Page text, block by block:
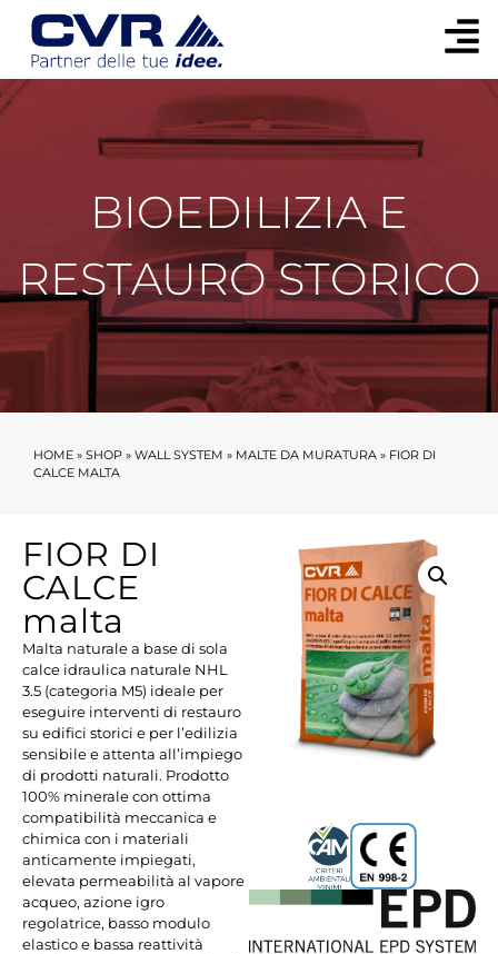
BIOEDILIZIA E
RESTAURO STORICO
HOME » SHOP » WALL SYSTEM » MALTE DA MURATURA » FIOR DI
CALCE MALTA
FIOR DI
CALCE
malta
Malta naturale a base di sola
calce idraulica naturale NHL
3.5 (categoria M5) ideale per
eseguire interventi di restauro
su edifici storici e per l’edilizia
sensibile e attenta all’impiego
di prodotti naturali. Prodotto
100% minerale con ottima
compatibilità meccanica e
chimica con i materiali
anticamente impiegati,
elevata permeabilità al vapore
acqueo, azione igro
regolatrice, basso modulo
elastico e bassa reattività